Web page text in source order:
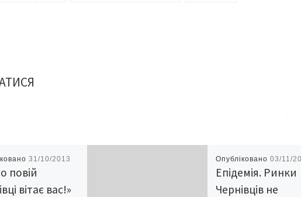
31/10/2013
повій
вітає вас!»
Опубліковано 03/11/
Епідемія. Ринки
Чернівців не